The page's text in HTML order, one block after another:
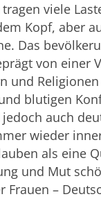
viele
Kopf, aber
Das
von einer
und
blutigen
auch
wieder
als eine
und Mut
Frauen –